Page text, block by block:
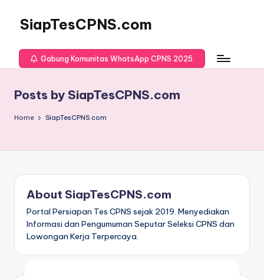
SiapTesCPNS.com
Gabung Komunitas WhatsApp CPNS 2025
Posts by SiapTesCPNS.com
Home SiapTesCPNS.com
About SiapTesCPNS.com
Portal Persiapan Tes CPNS sejak 2019. Menyediakan
Informasi dan Pengumuman Seputar Seleksi CPNS dan
Lowongan Kerja Terpercaya.